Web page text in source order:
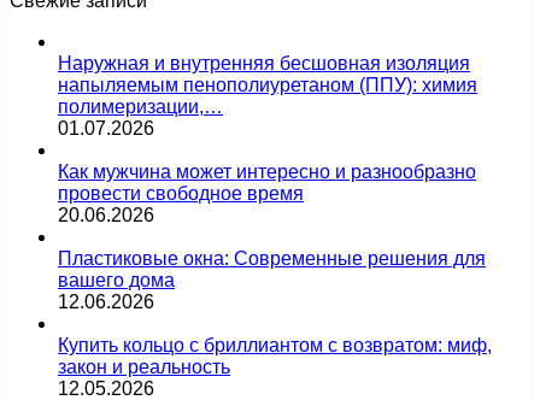
Наружная и внутренняя бесшовная изоляция
напыляемым пенополиуретаном (ППУ): химия
полимеризации,…
01.07.2026
Как мужчина может интересно и разнообразно
провести свободное время
20.06.2026
Пластиковые окна: Современные решения для
вашего дома
12.06.2026
Купить кольцо с бриллиантом с возвратом: миф,
закон и реальность
12.05.2026